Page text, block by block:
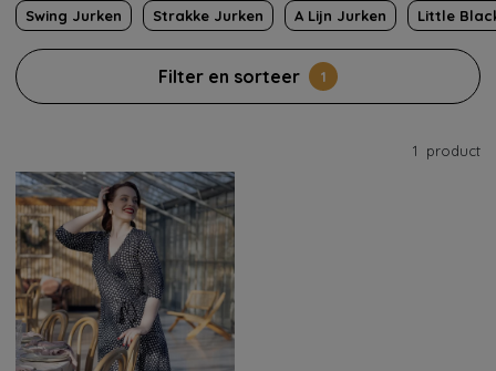
Swing Jurken Strakke Jurken A Lijn Jurken Little
Filter en sorteer 1
1 product